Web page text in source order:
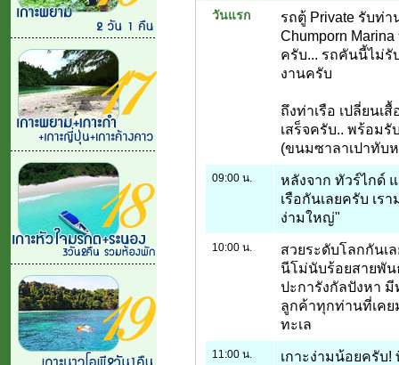
วันแรก
รถตู้ Private รับท่
Chumporn
ครับ... รถคันนี้ไม่รั
งานครับ
ถึงท่าเรือ เปลี่ยนเ
เสร็จครับ.. พร้อมรั
(ขนมซาลาเปาทับ
09:00 น.
หลังจาก ทัวร์ไกด์
เรือกันเลยครับ เร
ง่ามใหญ่"
10:00 น.
สวยระดับโลกกันเ
นีโม่นับร้อยสายพัน
ปะการังกัลปังหา มี
ลูกค้าทุกท่านที่เค
ทะเล
11:00 น.
เกาะง่ามน้อยครับ!